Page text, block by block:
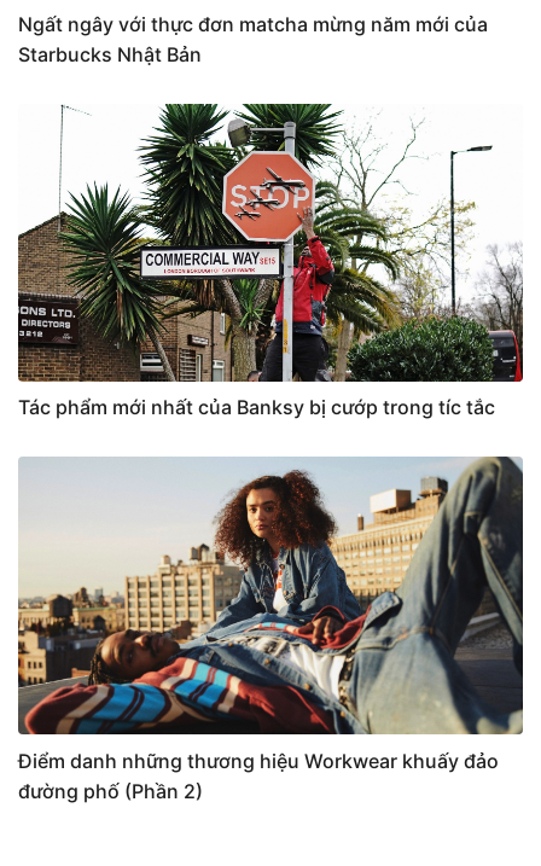
Ngất ngây với thực đơn matcha mừng năm mới của
Starbucks Nhật Bản
Tác phẩm mới nhất của Banksy bị cướp trong tíc tắc
Điểm danh những thương hiệu Workwear khuấy đảo
đường phố (Phần 2)